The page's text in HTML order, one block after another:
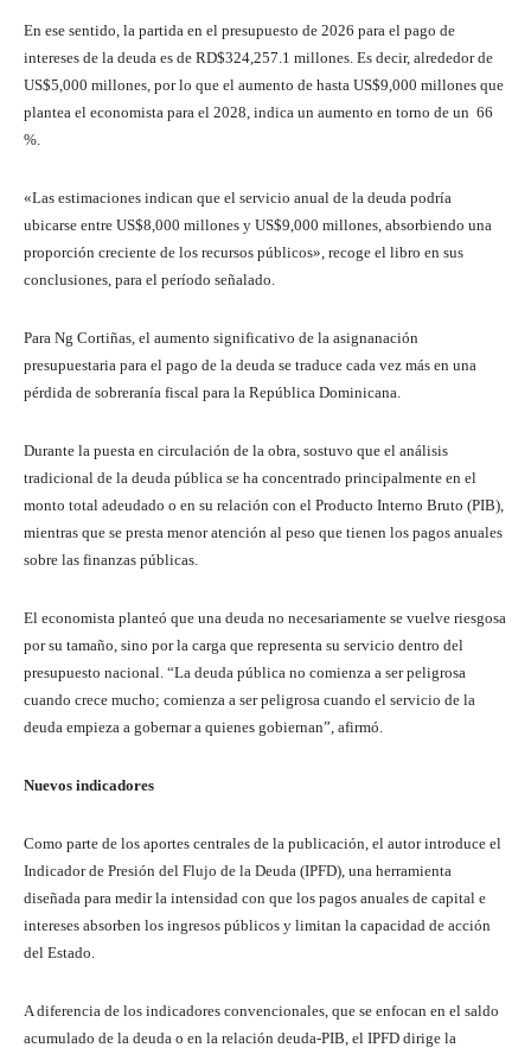
En ese sentido, la partida en el presupuesto de 2026 para el pago de
intereses de la deuda es de RD$324,257.1 millones. Es decir, alrededor de
US$5,000 millones, por lo que el aumento de hasta US$9,000 millones que
plantea el economista para el 2028, indica un aumento en torno de un 66
%.
«Las estimaciones indican que el servicio anual de la deuda podría
ubicarse entre US$8,000 millones y US$9,000 millones, absorbiendo una
proporción creciente de los recursos públicos», recoge el libro en sus
conclusiones, para el período señalado.
Para Ng Cortiñas, el aumento significativo de la asignanación
presupuestaria para el pago de la deuda se traduce cada vez más en una
pérdida de sobreranía fiscal para la República Dominicana.
Durante la puesta en circulación de la obra, sostuvo que el análisis
tradicional de la deuda pública se ha concentrado principalmente en el
monto total adeudado o en su relación con el Producto Interno Bruto (PIB),
mientras que se presta menor atención al peso que tienen los pagos anuales
sobre las finanzas públicas.
El economista planteó que una deuda no necesariamente se vuelve riesgosa
por su tamaño, sino por la carga que representa su servicio dentro del
presupuesto nacional. “La deuda pública no comienza a ser peligrosa
cuando crece mucho; comienza a ser peligrosa cuando el servicio de la
deuda empieza a gobernar a quienes gobiernan”, afirmó.
Nuevos indicadores
Como parte de los aportes centrales de la publicación, el autor introduce el
Indicador de Presión del Flujo de la Deuda (IPFD), una herramienta
diseñada para medir la intensidad con que los pagos anuales de capital e
intereses absorben los ingresos públicos y limitan la capacidad de acción
del Estado.
A diferencia de los indicadores convencionales, que se enfocan en el saldo
acumulado de la deuda o en la relación deuda-PIB, el IPFD dirige la